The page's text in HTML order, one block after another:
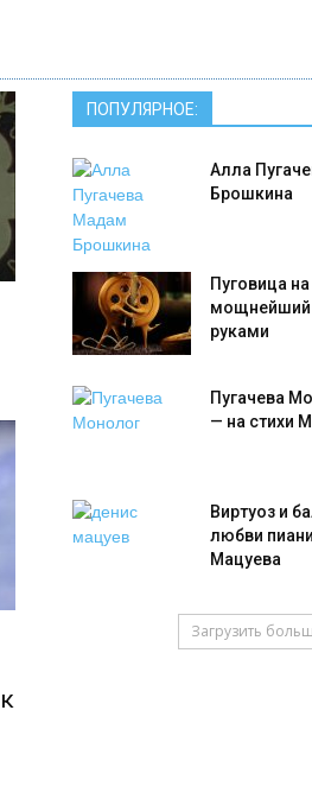
ПОПУЛЯРНОЕ:
Алла
Брошкина
Пуговица
мощнейший
руками
Пугачева
— на стихи
Виртуоз и
любви
Мацуева
Загрузить